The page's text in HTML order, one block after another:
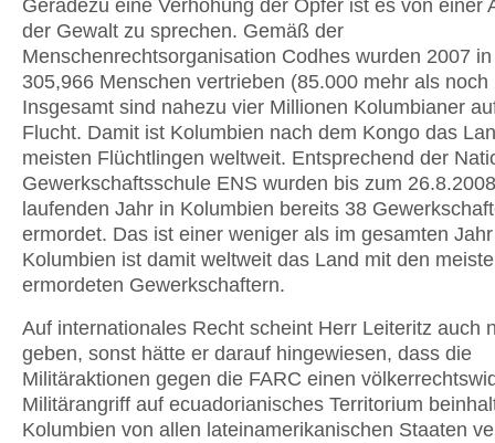
Geradezu eine Verhöhung der Opfer ist es von einer
der Gewalt zu sprechen. Gemäß der
Menschenrechtsorganisation Codhes wurden 2007
305,966 Menschen vertrieben (85.000 mehr als noch
Insgesamt sind nahezu vier Millionen Kolumbianer
Flucht. Damit ist Kolumbien nach dem Kongo das
meisten Flüchtlingen weltweit. Entsprechend der
Gewerkschaftsschule ENS wurden bis zum
laufenden Jahr in Kolumbien bereits 38
ermordet. Das ist einer weniger als im gesamten
Kolumbien ist damit weltweit das Land mit den
ermordeten Gewerkschaftern.
Auf internationales Recht scheint Herr Leiteritz auch
geben, sonst hätte er darauf hingewiesen, dass die
Militäraktionen gegen die FARC einen
Militärangriff auf ecuadorianisches Territorium
Kolumbien von allen lateinamerikanischen Staaten